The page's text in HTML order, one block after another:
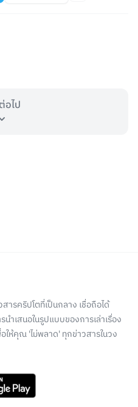
อไป
ารคริปโตที่เป็นกลาง เชื่อถือได้
ำเสนอในรูปแบบของการเล่าเรื่อง
ให้คุณ 'ไม่พลาด' ทุกข่าวสารในวง